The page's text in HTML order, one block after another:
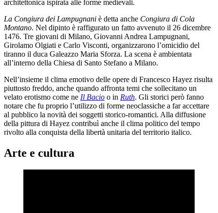
architettonica ispirata alle forme medievali.
La Congiura dei Lampugnani è detta anche Congiura di Cola
Montano. Nel dipinto è raffigurato un fatto avvenuto il 26 dicembre
1476. Tre giovani di Milano, Giovanni Andrea Lampugnani,
Girolamo Olgiati e Carlo Visconti, organizzarono l’omicidio del
tiranno il duca Galeazzo Maria Sforza. La scena è ambientata
all’interno della Chiesa di Santo Stefano a Milano.
Nell’insieme il clima emotivo delle opere di Francesco Hayez risulta
piuttosto freddo, anche quando affronta temi che sollecitano un
velato erotismo come ne Il Bacio o in Ruth. Gli storici però fanno
notare che fu proprio l’utilizzo di forme neoclassiche a far accettare
al pubblico la novità dei soggetti storico-romantici. Alla diffusione
della pittura di Hayez contribuì anche il clima politico del tempo
rivolto alla conquista della libertà unitaria del territorio italico.
Arte e cultura